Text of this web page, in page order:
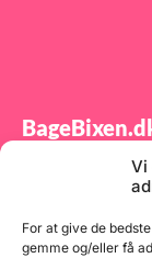
Vi
For at give de
gemme og/eller få
Tilmeld dig
samt
indbakke.